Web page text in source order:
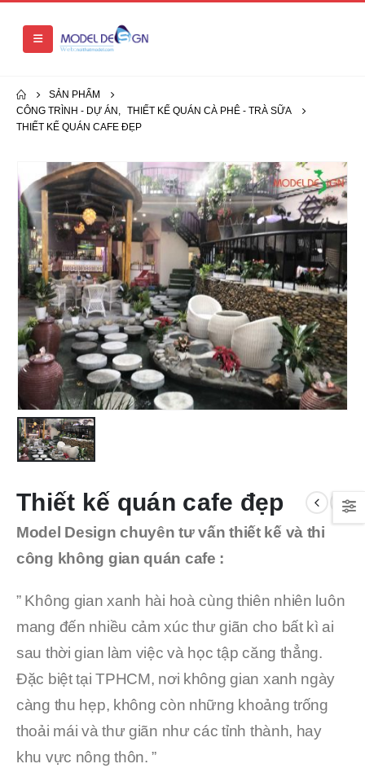
SẢN PHẨM
CÔNG TRÌNH - DỰ ÁN , THIẾT KẾ QUÁN CÀ PHÊ - TRÀ SỮA
THIẾT KẾ QUÁN CAFE ĐẸP
Thiết kế quán cafe đẹp
Model Design chuyên tư vấn thiết kế và thi
công không gian quán cafe :
” Không gian xanh hài hoà cùng thiên nhiên luôn
mang đến nhiều cảm xúc thư giãn cho bất kì ai
sau thời gian làm việc và học tập căng thẳng.
Đặc biệt tại TPHCM, nơi không gian xanh ngày
càng thu hẹp, không còn những khoảng trống
thoải mái và thư giãn như các tỉnh thành, hay
khu vực nông thôn. ”